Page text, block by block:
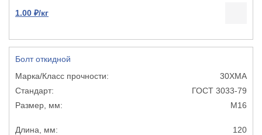
1.00 ₽/кг
Болт откидной
30ХМА
ГОСТ 3033-79
М16
120